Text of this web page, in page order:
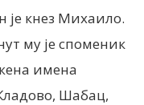
је кнез Михаило.
му је споменик
имена
Шабац,